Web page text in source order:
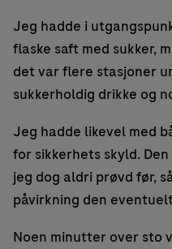
Jeg hadde i
flaske saft med sukker,
det var flere stasjoner
sukkerholdig drikke og
Jeg hadde likevel med
for sikkerhets skyld.
jeg dog aldri prøvd før,
påvirkning den
Noen minutter over sto